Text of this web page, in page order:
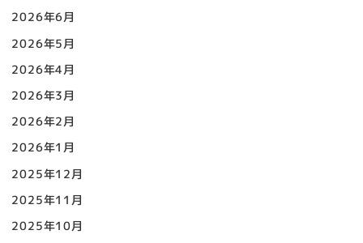
2026年6月
2026年5月
2026年4月
2026年3月
2026年2月
2026年1月
2025年12月
2025年11月
2025年10月